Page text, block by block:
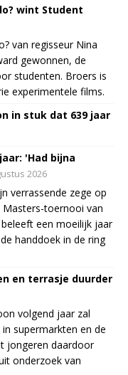
wint Student
van regisseur Nina
gewonnen, de
studenten. Broers is
experimentele films.
in stuk dat 639 jaar
'Had bijna
2026
verrassende zege op
toernooi van
een moeilijk jaar
handdoek in de ring
en terrasje duurder
volgend jaar zal
supermarkten en de
jongeren daardoor
onderzoek van